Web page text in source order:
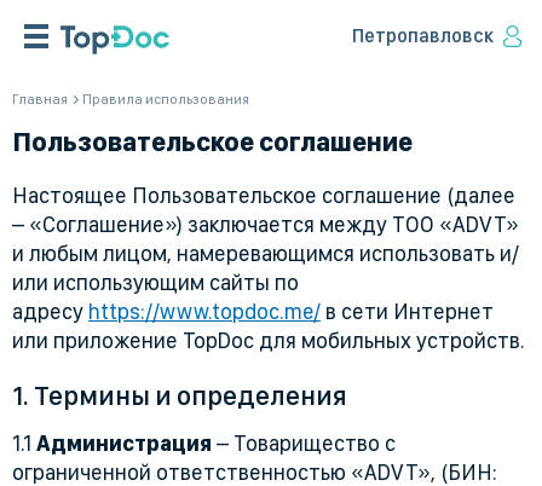
Петропавловск
Главная Правила использования
Пользовательское соглашение
Настоящее Пользовательское соглашение (далее
– «Соглашение») заключается между ТОО «ADVT»
и любым лицом, намеревающимся использовать и/
или использующим сайты по
адресу https://www.topdoc.me/ в сети Интернет
или приложение TopDoc для мобильных устройств.
1. Термины и определения
1.1 Администрация – Товарищество с
ограниченной ответственностью «ADVT», (БИН: